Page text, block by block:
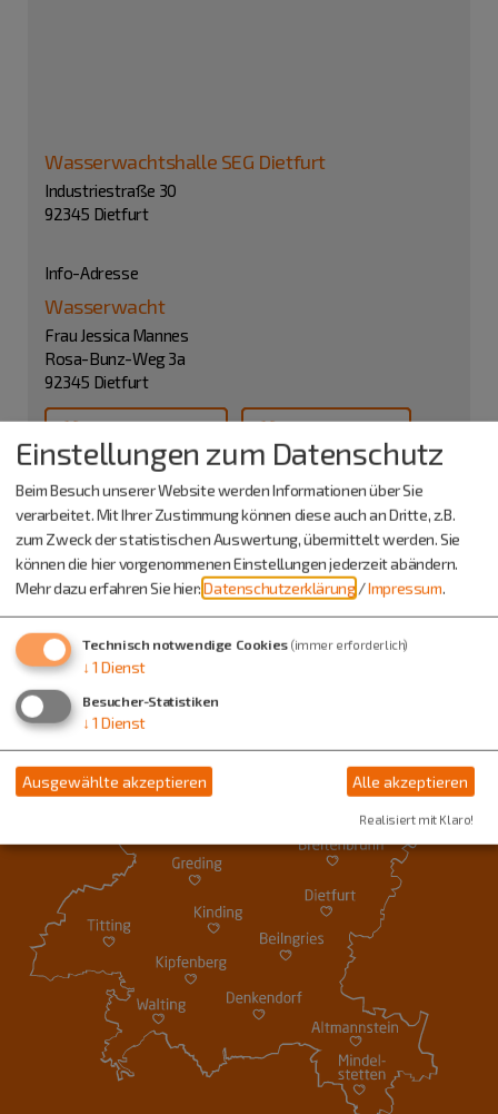
Wasserwachtshalle SEG Dietfurt
Industriestraße 30
92345 Dietfurt
Info-Adresse
Wasserwacht
Frau Jessica Mannes
Rosa-Bunz-Weg 3a
92345 Dietfurt
Einstellungen zum Datenschutz
Beim Besuch unserer Website werden Informationen über Sie
verarbeitet. Mit Ihrer Zustimmung können diese auch an Dritte, z.B.
zum Zweck der statistischen Auswertung, übermittelt werden. Sie
können die hier vorgenommenen Einstellungen jederzeit abändern.
Mehr dazu erfahren Sie hier:Datenschutzerklärung /Impressum.
Technisch notwendige Cookies (immer erforderlich)
↓ 1 Dienst
Besucher-Statistiken
↓ 1 Dienst
Ausgewählte akzeptieren Alle akzeptieren
Realisiert mit Klaro!